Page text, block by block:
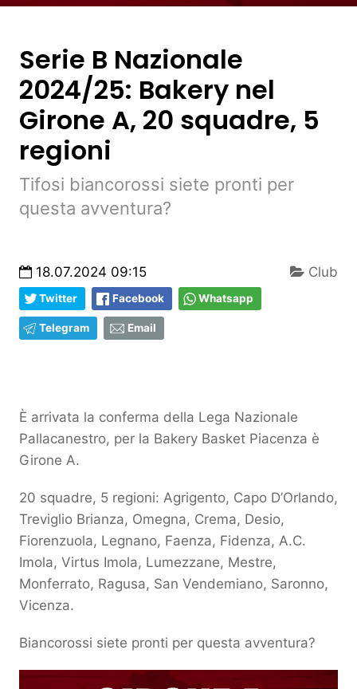
Serie B Nazionale
2024/25: Bakery nel
Girone A, 20 squadre, 5
regioni
Tifosi biancorossi siete pronti per
questa avventura?
18.07.2024 09:15 Club
Twitter Facebook Whatsapp
Telegram Email
È arrivata la conferma della Lega Nazionale
Pallacanestro, per la Bakery Basket Piacenza è
Girone A.
20 squadre, 5 regioni: Agrigento, Capo D’Orlando,
Treviglio Brianza, Omegna, Crema, Desio,
Fiorenzuola, Legnano, Faenza, Fidenza, A.C.
Imola, Virtus Imola, Lumezzane, Mestre,
Monferrato, Ragusa, San Vendemiano, Saronno,
Vicenza.
Biancorossi siete pronti per questa avventura?